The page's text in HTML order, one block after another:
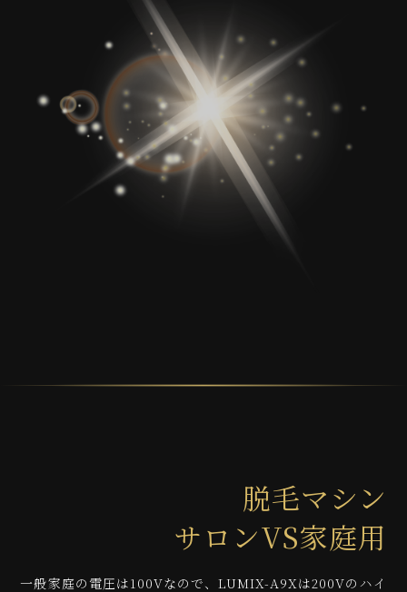
脱毛マシン
サロンVS家庭用
一般家庭の電圧は100Vなので、LUMIX-A9Xは200Vのハイ